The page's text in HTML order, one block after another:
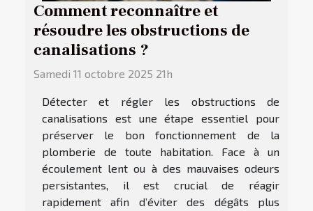
Comment reconnaître et
résoudre les obstructions de
canalisations ?
Samedi 11 octobre 2025 21h
Détecter et régler les obstructions de
canalisations est une étape essentiel pour
préserver le bon fonctionnement de la
plomberie de toute habitation. Face à un
écoulement lent ou à des mauvaises odeurs
persistantes, il est crucial de réagir
rapidement afin d’éviter des dégâts plus